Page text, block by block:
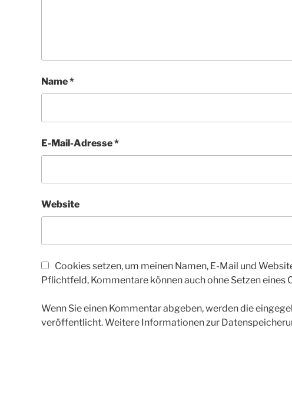
Name*
E-Mail-Adresse*
Website
Cookies setzen, um meinen Namen, E-Mail und
Pflichtfeld, Kommentare können auch ohne Setzen eines
Wenn Sie einen Kommentar abgeben, werden die
veröffentlicht. Weitere Informationen zur